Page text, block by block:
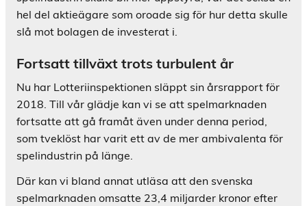
hel del aktieägare som oroade sig för hur detta skulle
slå mot bolagen de investerat i.
Fortsatt tillväxt trots turbulent år
Nu har Lotteriinspektionen släppt sin årsrapport för
2018. Till vår glädje kan vi se att spelmarknaden
fortsatte att gå framåt även under denna period,
som tveklöst har varit ett av de mer ambivalenta för
spelindustrin på länge.
Där kan vi bland annat utläsa att den svenska
spelmarknaden omsatte 23,4 miljarder kronor efter